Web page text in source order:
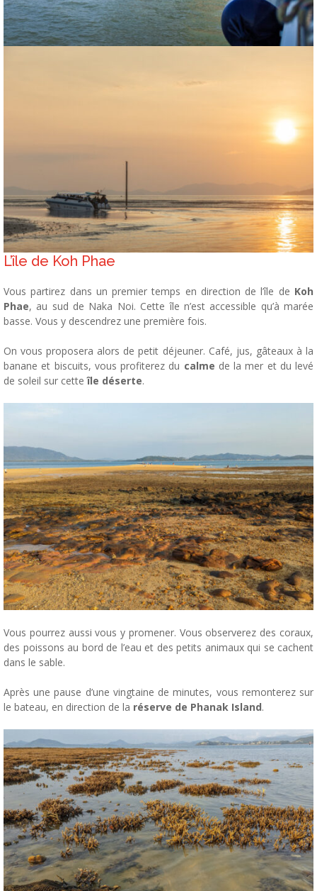
L’île de Koh Phae
Vous partirez dans un premier temps en direction de l’île de Koh
Phae, au sud de Naka Noi. Cette île n’est accessible qu’à marée
basse. Vous y descendrez une première fois.
On vous proposera alors de petit déjeuner. Café, jus, gâteaux à la
banane et biscuits, vous profiterez du calme de la mer et du levé
de soleil sur cetteîle déserte.
Vous pourrez aussi vous y promener. Vous observerez des coraux,
des poissons au bord de l’eau et des petits animaux qui se cachent
dans le sable.
Après une pause d’une vingtaine de minutes, vous remonterez sur
le bateau, en direction de la réserve de Phanak Island.